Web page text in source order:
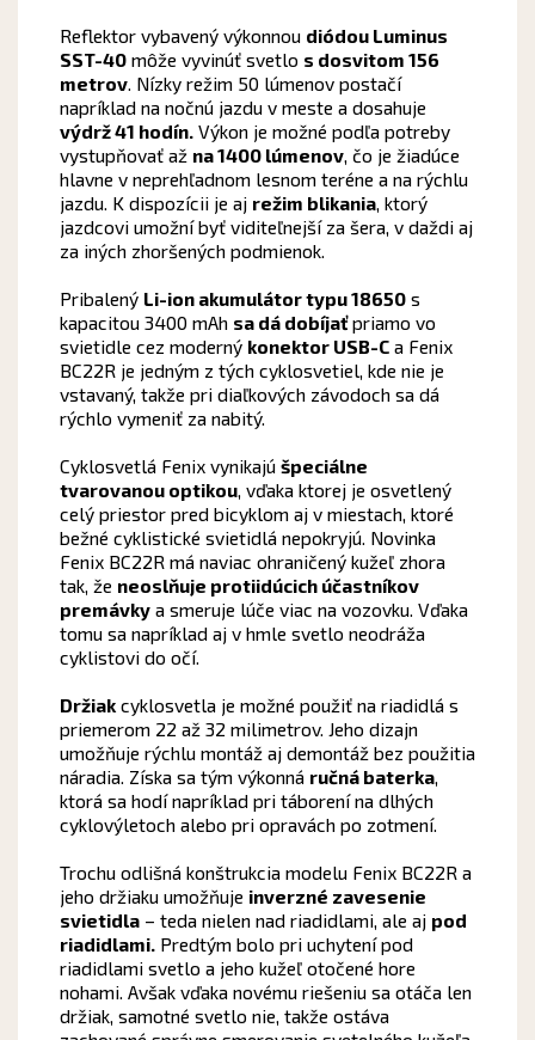
Reflektor vybavený výkonnou diódou Luminus
SST-40môže vyvinúť svetlo s dosvitom 156
metrov. Nízky režim 50 lúmenov postačí
napríklad na nočnú jazdu v meste a dosahuje
výdrž 41 hodín. Výkon je možné podľa potreby
vystupňovať až na 1400 lúmenov, čo je žiadúce
hlavne v neprehľadnom lesnom teréne a na rýchlu
jazdu. K dispozícii je aj režim blikania, ktorý
jazdcovi umožní byť viditeľnejší za šera, v daždi aj
za iných zhoršených podmienok.
Pribalený Li-ion akumulátor typu 18650s
kapacitou 3400 mAh sa dá dobíjaťpriamo vo
svietidle cez moderný konektor USB-Ca Fenix
BC22R je jedným z tých cyklosvetiel, kde nie je
vstavaný, takže pri diaľkových závodoch sa dá
rýchlo vymeniť za nabitý.
Cyklosvetlá Fenix vynikajú špeciálne
tvarovanou optikou, vďaka ktorej je osvetlený
celý priestor pred bicyklom aj v miestach, ktoré
bežné cyklistické svietidlá nepokryjú. Novinka
Fenix BC22R má naviac ohraničený kužeľ zhora
tak, že neoslňuje protiidúcich účastníkov
premávkya smeruje lúče viac na vozovku. Vďaka
tomu sa napríklad aj v hmle svetlo neodráža
cyklistovi do očí.
Držiakcyklosvetla je možné použiť na riadidlá s
priemerom 22 až 32 milimetrov. Jeho dizajn
umožňuje rýchlu montáž aj demontáž bez použitia
náradia. Získa sa tým výkonná ručná baterka,
ktorá sa hodí napríklad pri táborení na dlhých
cyklovýletoch alebo pri opravách po zotmení.
Trochu odlišná konštrukcia modelu Fenix BC22R a
jeho držiaku umožňuje inverzné zavesenie
svietidla– teda nielen nad riadidlami, ale aj pod
riadidlami. Predtým bolo pri uchytení pod
riadidlami svetlo a jeho kužeľ otočené hore
nohami. Avšak vďaka novému riešeniu sa otáča len
držiak, samotné svetlo nie, takže ostáva